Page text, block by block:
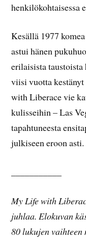
henkilökohtaisessa
Kesällä 1977
astui hänen
erilaisista
viisi vuotta
with Liberace vie
kulisseihin – Las
tapahtuneesta
julkiseen eroon asti.
My Life with
juhlaa. Elokuvan
80 lukujen vaihteen